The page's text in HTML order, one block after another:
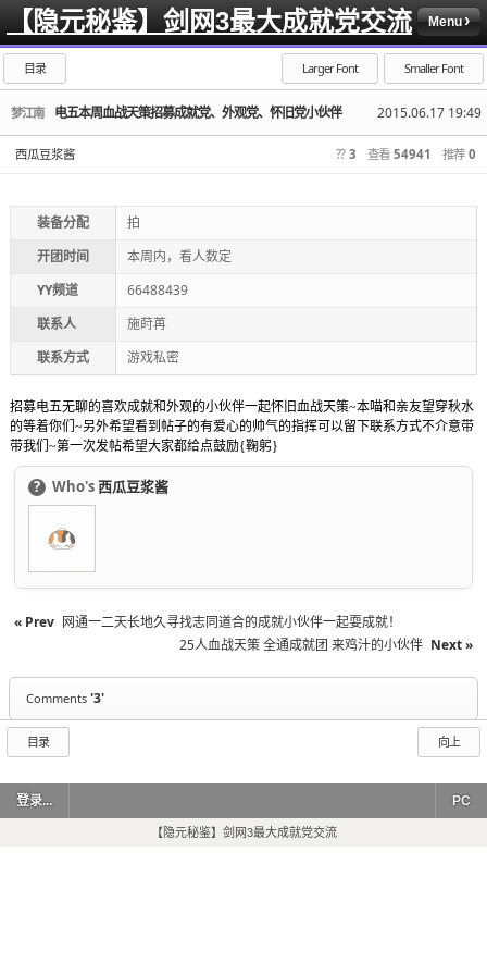
【隐元秘鉴】剑网3最大成就党交流 Menu
目录 Larger Font Smaller Font
梦江南 2015.06.17 19:49
电五本周血战天策招募成就党、外观党、怀旧党小伙伴
西瓜豆浆酱 ?? 3 查看 54941 推荐 0
装备分配
拍
开团时间
本周内，看人数定
YY频道
66488439
联系人
施莳苒
联系方式
游戏私密
招募电五无聊的喜欢成就和外观的小伙伴一起怀旧血战天策~本喵和亲友望穿秋水
的等着你们~另外希望看到帖子的有爱心的帅气的指挥可以留下联系方式不介意带
带我们~第一次发帖希望大家都给点鼓励{鞠躬}
? Who's西瓜豆浆酱
« Prev 网通一二天长地久寻找志同道合的成就小伙伴一起耍成就！
25人血战天策 全通成就团 来鸡汁的小伙伴 Next »
Comments '3'
目录 向上
登录... PC
【隐元秘鉴】剑网3最大成就党交流